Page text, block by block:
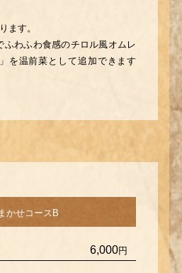
ます。
ふわふわ食感のチロル風オムレ
を温前菜として追加できます
かせコースB
6,000円